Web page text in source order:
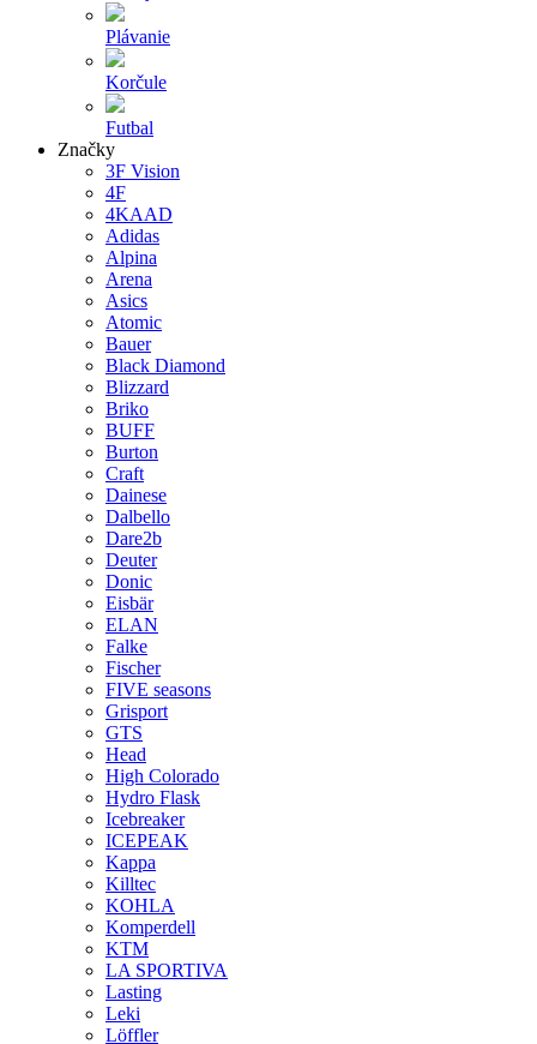
Plávanie
Korčule
Futbal
Značky
3F Vision
4F
4KAAD
Adidas
Alpina
Arena
Asics
Atomic
Bauer
Black Diamond
Blizzard
Briko
BUFF
Burton
Craft
Dainese
Dalbello
Dare2b
Deuter
Donic
Eisbär
ELAN
Falke
Fischer
FIVE seasons
Grisport
GTS
Head
High Colorado
Hydro Flask
Icebreaker
ICEPEAK
Kappa
Killtec
KOHLA
Komperdell
KTM
LA SPORTIVA
Lasting
Leki
Löffler